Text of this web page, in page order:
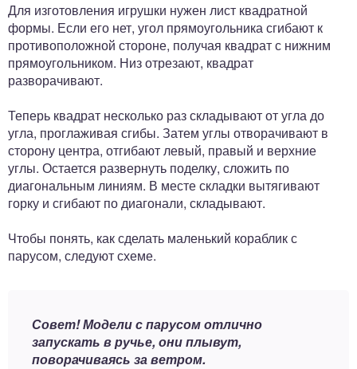
Для изготовления игрушки нужен лист квадратной
формы. Если его нет, угол прямоугольника сгибают к
противоположной стороне, получая квадрат с нижним
прямоугольником. Низ отрезают, квадрат
разворачивают.
Теперь квадрат несколько раз складывают от угла до
угла, проглаживая сгибы. Затем углы отворачивают в
сторону центра, отгибают левый, правый и верхние
углы. Остается развернуть поделку, сложить по
диагональным линиям. В месте складки вытягивают
горку и сгибают по диагонали, складывают.
Чтобы понять, как сделать маленький кораблик с
парусом, следуют схеме.
Совет! Модели с парусом отлично
запускать в ручье, они плывут,
поворачиваясь за ветром.